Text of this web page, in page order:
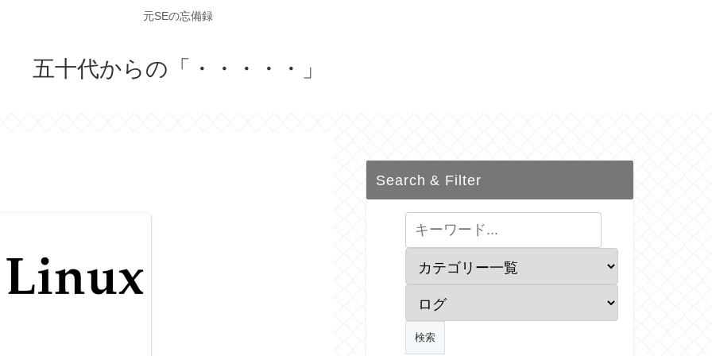
元SEの忘備録
五十代からの「・・・・・」
Search & Filter